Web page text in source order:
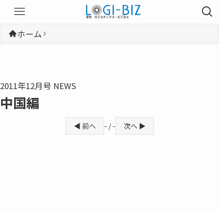
ホーム
2011年12月号 NEWS
中国編
◀ 前へ - / - 次へ ▶